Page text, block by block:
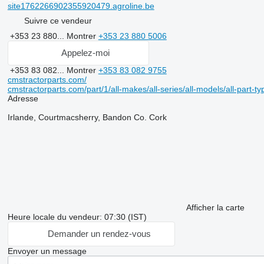
site1762266902355920479.agroline.be
Suivre ce vendeur
+353 23 880... Montrer +353 23 880 5006
Appelez-moi
+353 83 082... Montrer +353 83 082 9755
cmstractorparts.com/
cmstractorparts.com/part/1/all-makes/all-series/all-models/all-part-
Adresse
Irlande, Courtmacsherry, Bandon Co. Cork
Afficher la carte
Heure locale du vendeur: 07:30 (IST)
Demander un rendez-vous
Envoyer un message